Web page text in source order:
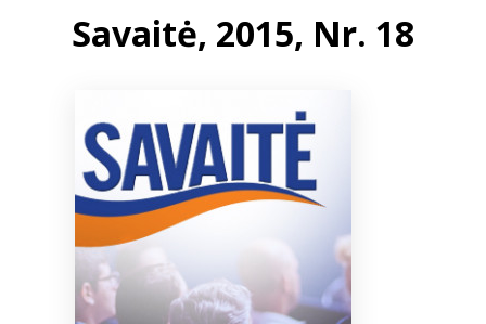
Leidiniai
Naujienos
Bibliotekoms
Savaitė, 2015, Nr. 18